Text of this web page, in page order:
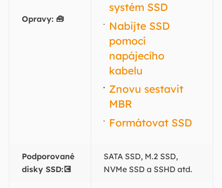
Opravy: 🧰
systém SSD
Nabijte SSD
pomocí
napájecího
kabelu
Znovu sestavit
MBR
Formátovat SSD
Podporované
disky SSD:💽
SATA SSD, M.2 SSD,
NVMe SSD a SSHD atd.